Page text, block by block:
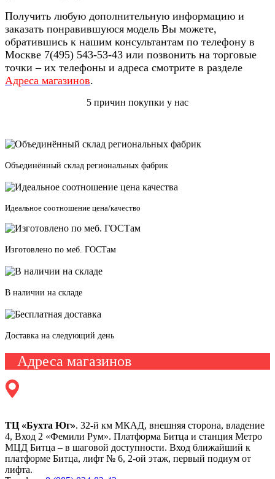
Получить любую дополнительную информацию и
заказать понравившуюся модель Вы можете,
обратившись к нашим консультантам по телефону в
Москве 7(495) 543-53-43 или позвонить на торговые
точки – их телефоны и адреса смотрите в разделе
Адреса магазинов.
5 причин покупки у нас
Объединённый склад региональных фабрик
Идеальное соотношение цена/качество
Изготовлено по меб. ГОСТам
В наличии на складе
Доставка на следующий день
Адреса магазинов
ТЦ «Бухта Юг». 32-й км МКАД, внешняя сторона, владение
4, Вход 2 «Фемили Рум». Платформа Битца и станция Метро
МЦД Битца – в шаговой доступности. Вход ближайший к
платформе Битца, лифт № 6, 2-ой этаж, первый подиум от
лифта.